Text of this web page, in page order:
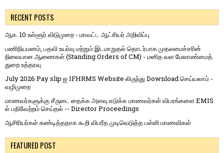
RECENT POSTS
ஆக. 10 உள்ளூர் விடுமுறை - மாவட்ட ஆட்சியர் அறிவிப்பு
பணிநியமனம், பதவி உயர்வு மற்றும் இடமாறுதல் தொடர்பாக முதலமைச்சரின்
நிலையான ஆணைகள் (Standing Orders of CM) - மனித வள மேலாண்மைத்
துறை உத்தரவு
July 2026 Pay slip ஐ IFHRMS Website லிருந்து Download செய்யலாம் -
வழிமுறை
மாணவர்களுக்கு சீருடை தைக்க அளவு எடுக்க மாணவர்கள் விபரங்களை EMIS
ல் பதிவேற்றம் செய்தல் -- Director Proceedings
ஆசிரியர்கள் கண்டித்ததாக கூறி விபரீத முடிவெடுத்த பள்ளி மாணவிகள்
FEATURED POST